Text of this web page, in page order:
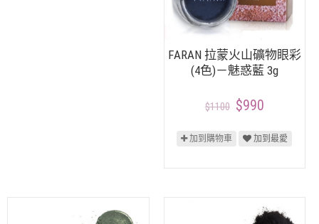
FARAN 拉蒙火山礦物眼彩
(4色)－魅惑藍 3g
$1100 $990
加到購物車 加到最愛